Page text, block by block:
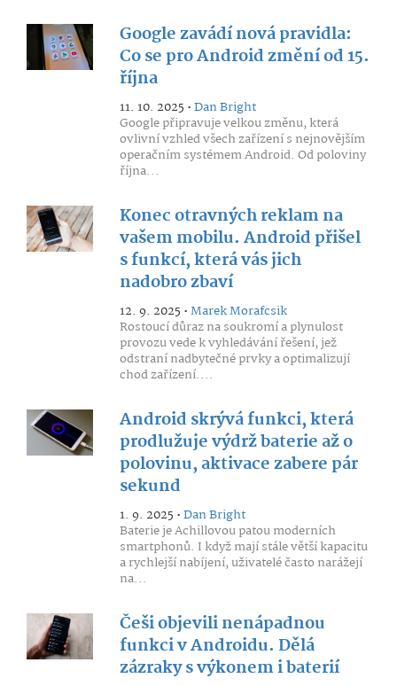
Google zavádí nová pravidla:
Co se pro Android změní od 15.
října
11. 10. 2025 •Dan Bright
Google připravuje velkou změnu, která
ovlivní vzhled všech zařízení s nejnovějším
operačním systémem Android. Od poloviny
října...
Konec otravných reklam na
vašem mobilu. Android přišel
s funkcí, která vás jich
nadobro zbaví
12. 9. 2025 •Marek Morafcsik
Rostoucí důraz na soukromí a plynulost
provozu vede k vyhledávání řešení, jež
odstraní nadbytečné prvky a optimalizují
chod zařízení....
Android skrývá funkci, která
prodlužuje výdrž baterie až o
polovinu, aktivace zabere pár
sekund
1. 9. 2025 •Dan Bright
Baterie je Achillovou patou moderních
smartphonů. I když mají stále větší kapacitu
a rychlejší nabíjení, uživatelé často narážejí
na...
Češi objevili nenápadnou
funkci v Androidu. Dělá
zázraky s výkonem i baterií